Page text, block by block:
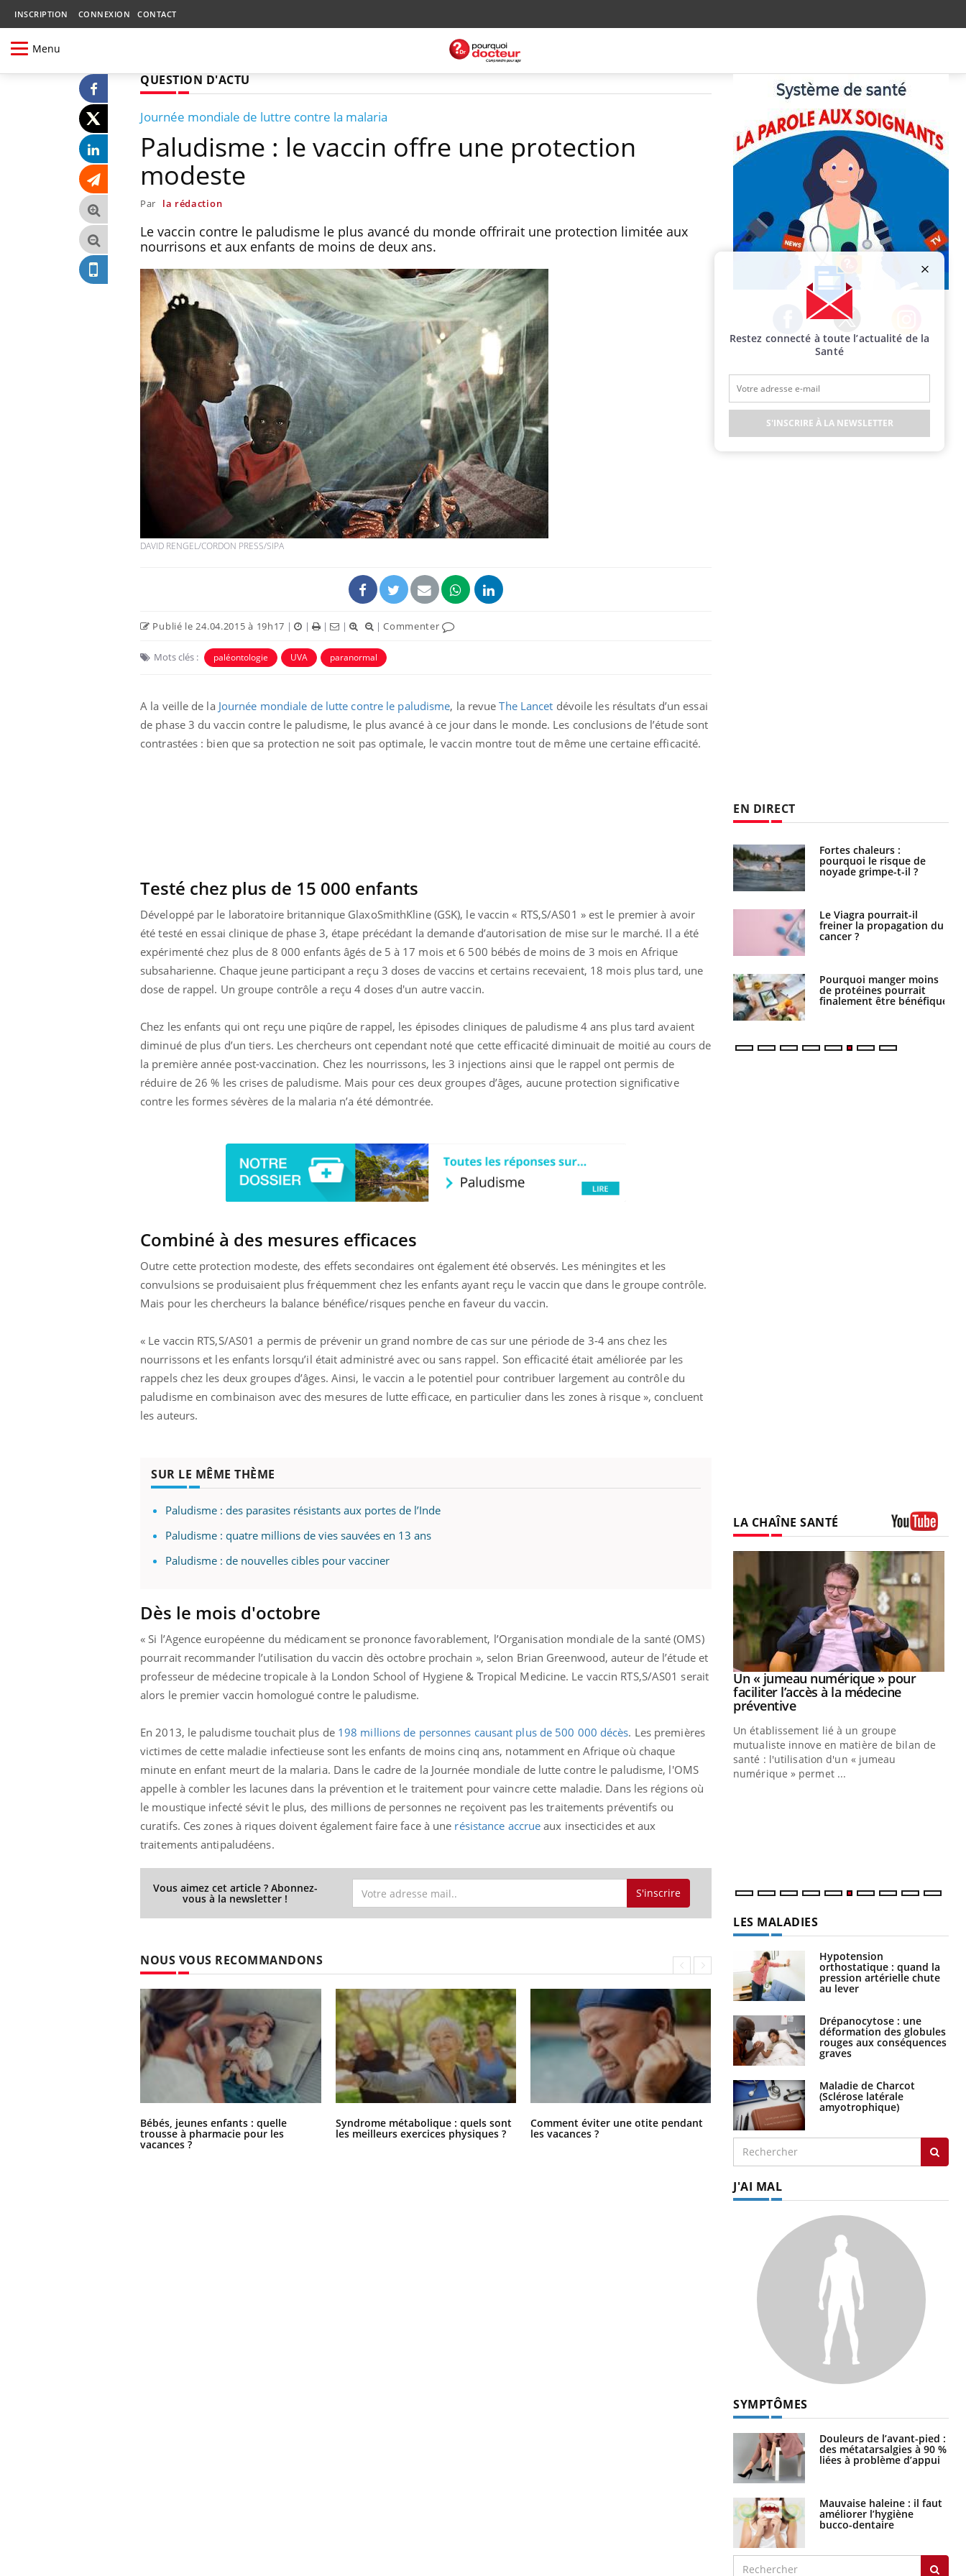
INSCRIPTION CONNEXION CONTACT
Menu
QUESTION D'ACTU
Journée mondiale de luttre contre la malaria
Paludisme : le vaccin offre une protection
modeste
Par la rédaction
Le vaccin contre le paludisme le plus avancé du monde offrirait une protection limitée aux
nourrisons et aux enfants de moins de deux ans.
DAVID RENGEL/CORDON PRESS/SIPA
Publié le 24.04.2015 à 19h17 | | | | |Commenter
Mots clés : paléontologie UVA paranormal
A la veille de la Journée mondiale de lutte contre le paludisme, la revueThe Lancet dévoile les résultats d’un essai
de phase 3 du vaccin contre le paludisme, le plus avancé à ce jour dans le monde. Les conclusions de l’étude sont
contrastées : bien que sa protection ne soit pas optimale, le vaccin montre tout de même une certaine efficacité.
Testé chez plus de 15 000 enfants
Développé par le laboratoire britannique GlaxoSmithKline (GSK), le vaccin « RTS,S/AS01 » est le premier à avoir
été testé en essai clinique de phase 3, étape précédant la demande d’autorisation de mise sur le marché. Il a été
expérimenté chez plus de 8 000 enfants âgés de 5 à 17 mois et 6 500 bébés de moins de 3 mois en Afrique
subsaharienne. Chaque jeune participant a reçu 3 doses de vaccins et certains recevaient, 18 mois plus tard, une
dose de rappel. Un groupe contrôle a reçu 4 doses d'un autre vaccin.
Chez les enfants qui ont reçu une piqûre de rappel, les épisodes cliniques de paludisme 4 ans plus tard avaient
diminué de plus d’un tiers. Les chercheurs ont cependant noté que cette efficacité diminuait de moitié au cours de
la première année post-vaccination. Chez les nourrissons, les 3 injections ainsi que le rappel ont permis de
réduire de 26 % les crises de paludisme. Mais pour ces deux groupes d’âges, aucune protection significative
contre les formes sévères de la malaria n’a été démontrée.
Combiné à des mesures efficaces
Outre cette protection modeste, des effets secondaires ont également été observés. Les méningites et les
convulsions se produisaient plus fréquemment chez les enfants ayant reçu le vaccin que dans le groupe contrôle.
Mais pour les chercheurs la balance bénéfice/risques penche en faveur du vaccin.
« Le vaccin RTS,S/AS01 a permis de prévenir un grand nombre de cas sur une période de 3-4 ans chez les
nourrissons et les enfants lorsqu’il était administré avec ou sans rappel. Son efficacité était améliorée par les
rappels chez les deux groupes d’âges. Ainsi, le vaccin a le potentiel pour contribuer largement au contrôle du
paludisme en combinaison avec des mesures de lutte efficace, en particulier dans les zones à risque », concluent
les auteurs.
SUR LE MÊME THÈME
Paludisme : des parasites résistants aux portes de l’Inde
Paludisme : quatre millions de vies sauvées en 13 ans
Paludisme : de nouvelles cibles pour vacciner
Dès le mois d'octobre
« Si l’Agence européenne du médicament se prononce favorablement, l’Organisation mondiale de la santé (OMS)
pourrait recommander l’utilisation du vaccin dès octobre prochain », selon Brian Greenwood, auteur de l’étude et
professeur de médecine tropicale à la London School of Hygiene & Tropical Medicine. Le vaccin RTS,S/AS01 serait
alors le premier vaccin homologué contre le paludisme.
En 2013, le paludisme touchait plus de 198 millions de personnes causant plus de 500 000 décès. Les premières
victimes de cette maladie infectieuse sont les enfants de moins cinq ans, notamment en Afrique où chaque
minute en enfant meurt de la malaria. Dans le cadre de la Journée mondiale de lutte contre le paludisme, l'OMS
appelle à combler les lacunes dans la prévention et le traitement pour vaincre cette maladie. Dans les régions où
le moustique infecté sévit le plus, des millions de personnes ne reçoivent pas les traitements préventifs ou
curatifs. Ces zones à riques doivent également faire face à une résistance accrue aux insecticides et aux
traitements antipaludéens.
Vous aimez cet article ? Abonnez-
vous à la newsletter ! S'inscrire
NOUS VOUS RECOMMANDONS
Bébés, jeunes enfants : quelle
trousse à pharmacie pour les
vacances ?
Syndrome métabolique : quels sont
les meilleurs exercices physiques ?
Comment éviter une otite pendant
les vacances ?
Hantavirus : un cas détecté chez un
touriste en France
Facebook Twitter Instagram
EN DIRECT
France ?
Les médicaments GLP-1
protègent-ils aussi les os
?
Cytomégalovirus : ce qui
change dans la prise en
charge des femmes
VIH : la fin du comprimé
elle enfin ?
Pourquoi votre ventre
gâche-t-il les premiers
Fortes chaleurs :
pourquoi le risque de
noyade grimpe-t-il ?
Le Viagra pourrait-il
freiner la propagation du
cancer ?
Pourquoi manger moins
de protéines pourrait
finalement être bénéfique
Grossesse et chaleur : ce
que dit la science
Le smartphone nuit-il à
l'apprentissage de la
lecture ?
Mordue par une tique en
vacances, elle reste dans
le coma pendant 42 jours
LA CHAÎNE SANTÉ
Insuline & Charge mentale : et si on
osait en parler??Youtube
reste entourée d'idées reçues chez les
patients comme parfois chez les soignants.
Youtube
Eczéma Chronique des Mains : se
préparer pour l’été !
rythme de vie ! Vacances, plage, piscine,
soleil, activités en plein air… Nos mains
Youtube
Diabète & Ramadan 2026Youtube
diabète, c'est une période de questions, de
défis, mais ...
Youtube
Un « jumeau numérique » pour
faciliter l’accès à la médecine
préventiveYoutube
Un établissement lié à un groupe
mutualiste innove en matière de bilan de
santé : l'utilisation d'un « jumeau
numérique » permet ...
LES MALADIES
Hypotension
orthostatique : quand la
pression artérielle chute
au lever
Drépanocytose : une
déformation des globules
rouges aux conséquences
graves
Maladie de Charcot
(Sclérose latérale
amyotrophique)
J'AI MAL
SYMPTÔMES
Douleurs de l’avant-pied :
des métatarsalgies à 90 %
liées à problème d’appui
Mauvaise haleine : il faut
améliorer l’hygiène
bucco-dentaire
Restez connecté à toute l’actualité de la
Santé
S'INSCRIRE À LA NEWSLETTER